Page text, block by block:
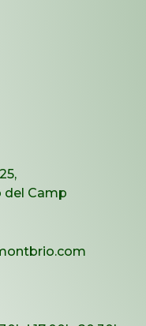
del Camp